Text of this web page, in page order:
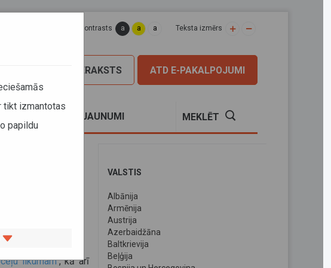
Lapas kontrasts a a a Teksta izmērs
ATD E-PAKALPOJUMI
PIERAKSTS
JAUNUMI MEKLĒT
likumam", kā arī
VALSTIS
Albānija
Armēnija
Austrija
Azerbaidžāna
Baltkrievija
Beļģija
tikt izmantotas
papildu